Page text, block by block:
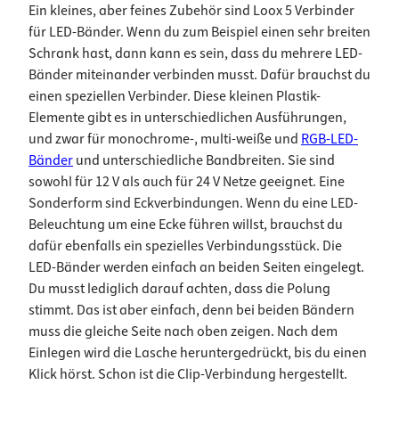
Ein kleines, aber feines Zubehör sind Loox 5 Verbinder
für LED-Bänder. Wenn du zum Beispiel einen sehr breiten
Schrank hast, dann kann es sein, dass du mehrere LED-
Bänder miteinander verbinden musst. Dafür brauchst du
einen speziellen Verbinder. Diese kleinen Plastik-
Elemente gibt es in unterschiedlichen Ausführungen,
und zwar für monochrome-, multi-weiße undRGB-LED-
Bänderund unterschiedliche Bandbreiten. Sie sind
sowohl für 12 V als auch für 24 V Netze geeignet. Eine
Sonderform sind Eckverbindungen. Wenn du eine LED-
Beleuchtung um eine Ecke führen willst, brauchst du
dafür ebenfalls ein spezielles Verbindungsstück. Die
LED-Bänder werden einfach an beiden Seiten eingelegt.
Du musst lediglich darauf achten, dass die Polung
stimmt. Das ist aber einfach, denn bei beiden Bändern
muss die gleiche Seite nach oben zeigen. Nach dem
Einlegen wird die Lasche heruntergedrückt, bis du einen
Klick hörst. Schon ist die Clip-Verbindung hergestellt.